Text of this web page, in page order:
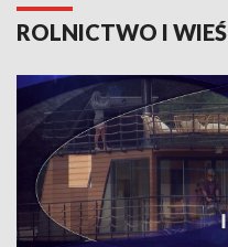
ROLNICTWO I WIEŚ